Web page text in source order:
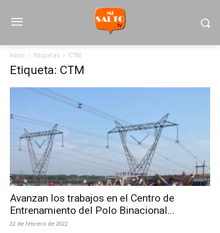
Inicio Etiquetas CTM
Etiqueta: CTM
Avanzan los trabajos en el Centro de
Entrenamiento del Polo Binacional...
22 de febrero de 2022